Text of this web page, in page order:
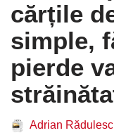
cărțile
simple,
pierde
Adrian